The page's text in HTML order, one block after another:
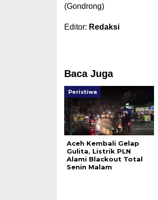
(Gondrong)
Editor: Redaksi
Baca Juga
Peristiwa
Aceh Kembali Gelap
Gulita, Listrik PLN
Alami Blackout Total
Senin Malam